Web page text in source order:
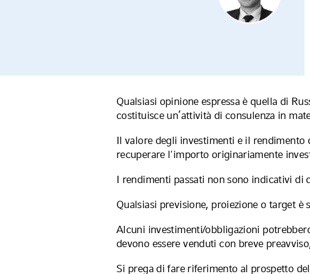
Qualsiasi opinione espressa è quella di
costituisce un’attività di consulenza in
Il valore degli investimenti e il rendimento
recuperare l'importo originariamente
I rendimenti passati non sono indicativi di
Qualsiasi previsione, proiezione o target
Alcuni investimenti/obbligazioni
devono essere venduti con breve
Si prega di fare riferimento al prospetto